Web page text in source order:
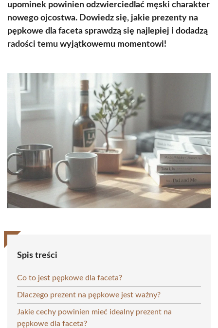
upominek powinien odzwierciedlać męski charakter
nowego ojcostwa. Dowiedz się, jakie prezenty na
pępkowe dla faceta sprawdzą się najlepiej i dodadzą
radości temu wyjątkowemu momentowi!
Spis treści
Co to jest pępkowe dla faceta?
Dlaczego prezent na pępkowe jest ważny?
Jakie cechy powinien mieć idealny prezent na
pępkowe dla faceta?